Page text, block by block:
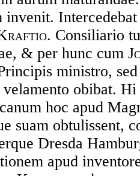
invenit.
. Consiliario
& per hunc cum
ministro,
velamento obibat.
hoc apud
suam obtulissent,
Dresda
apud